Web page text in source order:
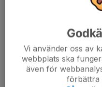
Vi använder oss av
webbplats ska
även för
förbättra